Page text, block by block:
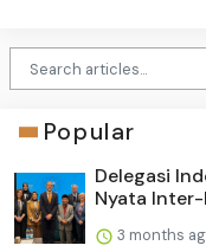
Popular
Delegasi
Nyata Inter-
3 months